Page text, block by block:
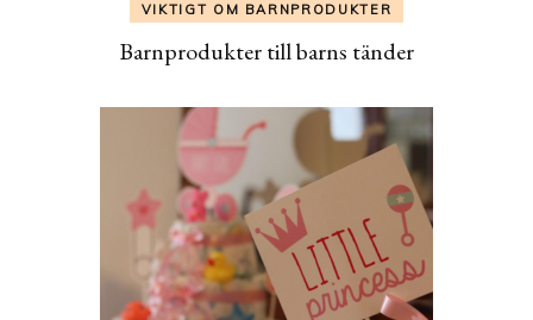
VIKTIGT OM BARNPRODUKTER
Barnprodukter till barns tänder